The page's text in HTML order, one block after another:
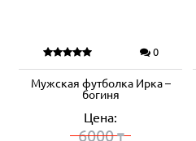
0
Мужская футболка Ирка –
богиня
Цена:
6000₸